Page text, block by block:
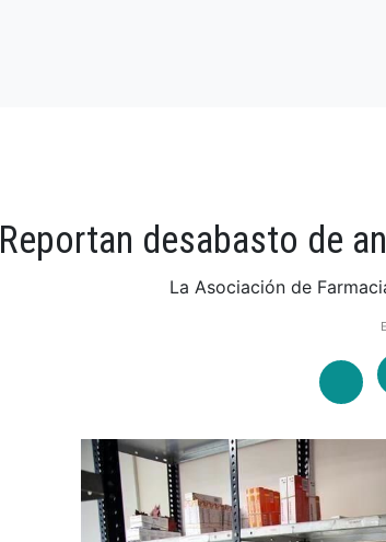
Reportan desabasto de
La Asociación de